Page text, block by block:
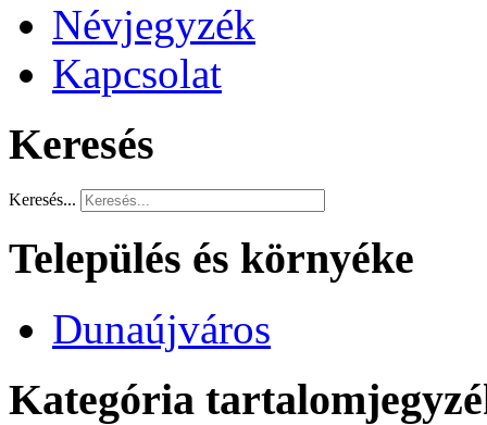
Névjegyzék
Kapcsolat
Keresés
Keresés...
Település és környéke
Dunaújváros
Kategória